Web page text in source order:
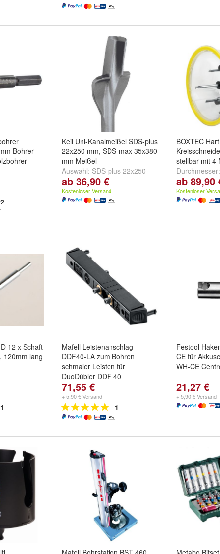
Bohrer
2
Keil Uni-Kanalmeißel SDS-plus
22x250 mm, SDS-max 35x380
mm Meißel
Auswahl: SDS-plus 22x250
mm und SDS-max 35x380 mm
ab 36,90 €
Kostenloser Versand
BOXTEC
stellbar mit 4
125
BHC 205
305mm BHC
ab 89,90
Kostenloser
12 x Schaft
120mm lang
1
Mafell Leistenanschlag
DDF40-LA zum Bohren
schmaler Leisten für
DuoDübler DDF 40
71,55 €
+ 5,90 € Versand
1
Festool
CE für
WH-CE
21,27 €
+ 5,90 € Versand
Mafell Bohrstation BST 460 Metabo